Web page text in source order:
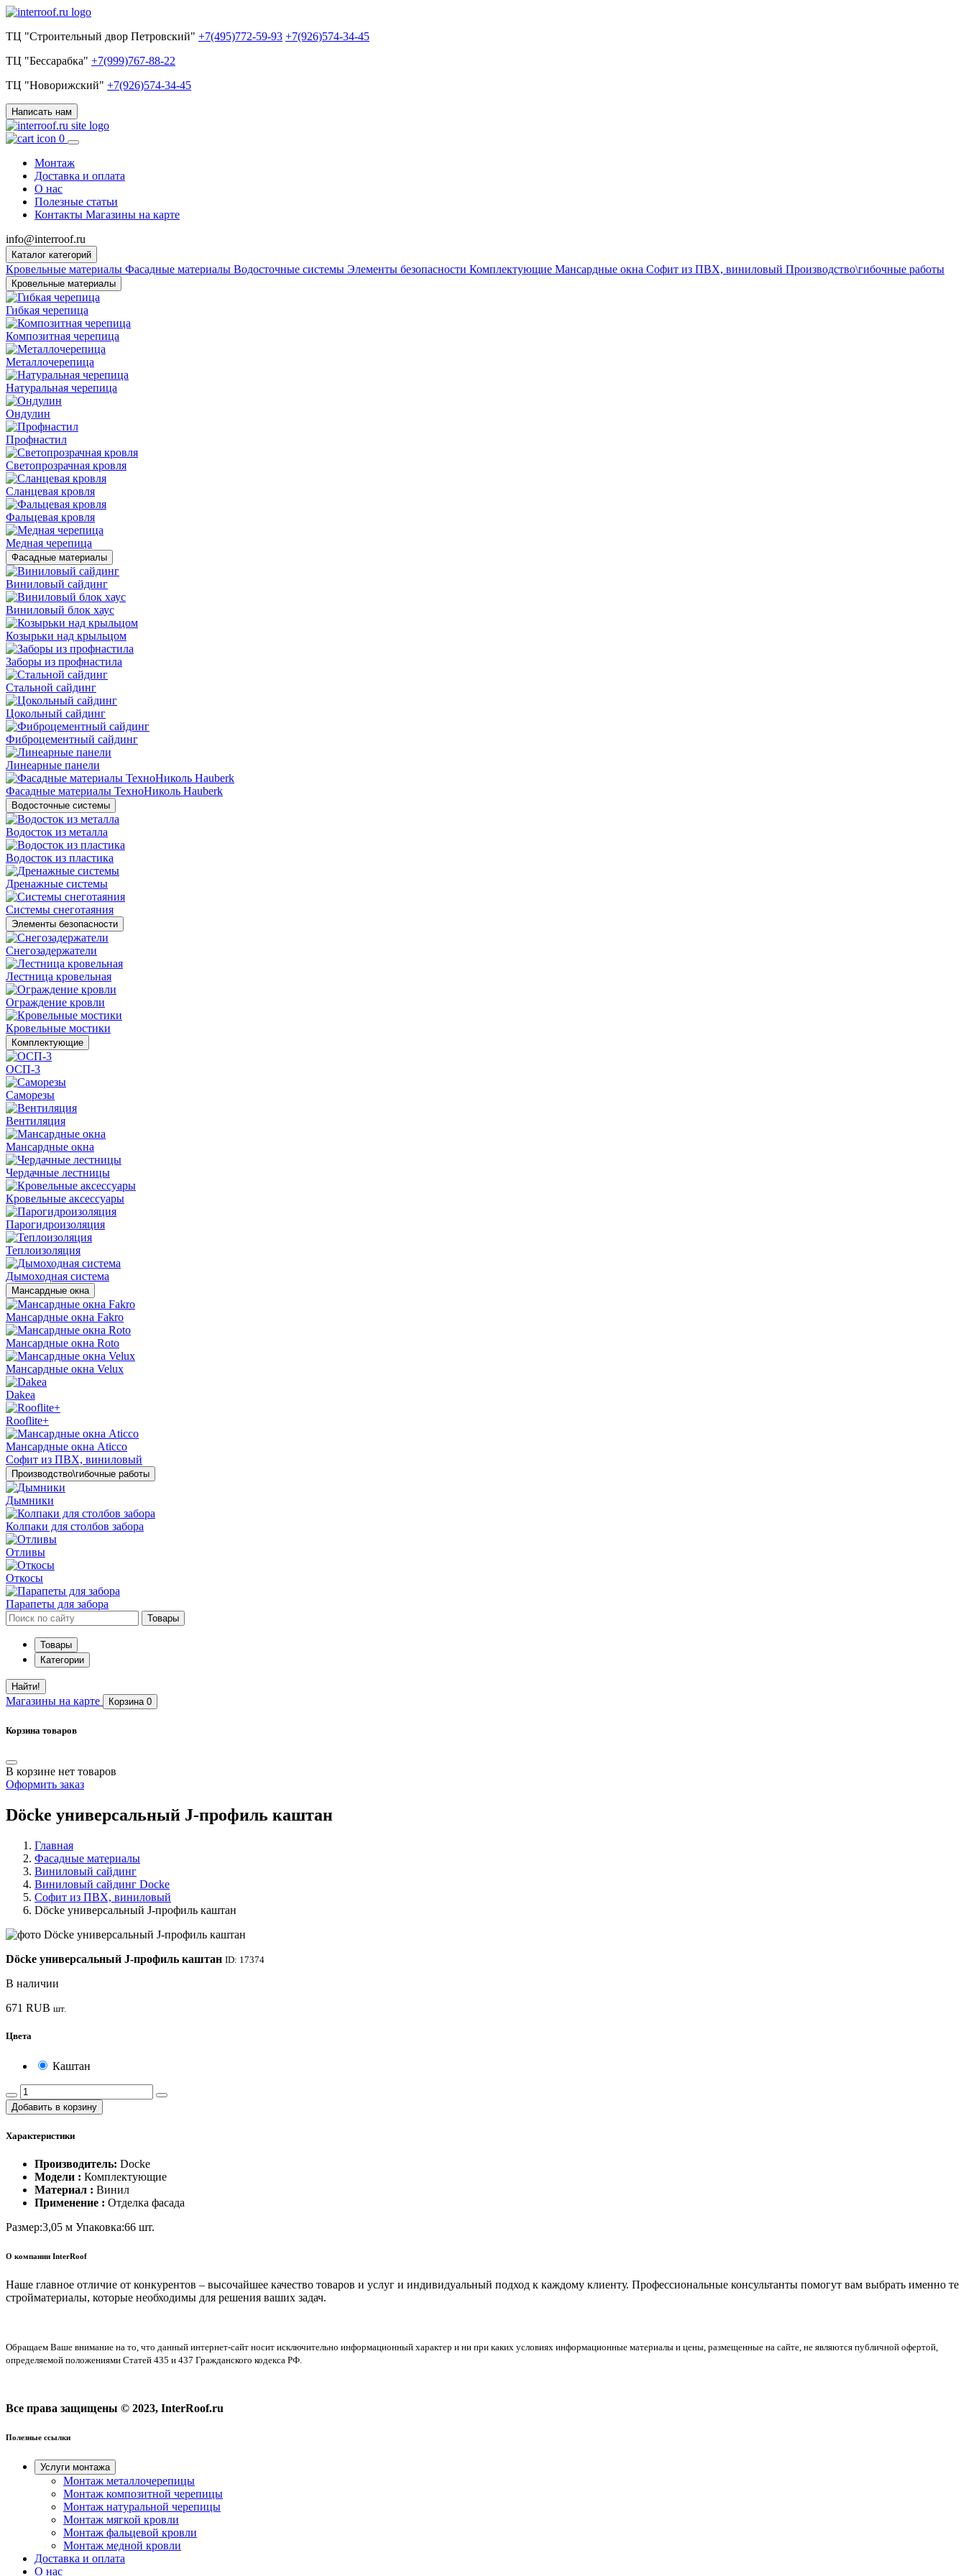
ТЦ "Строительный двор Петровский" +7(495)772-59-93 +7(926)574-34-45
ТЦ "Бессарабка" +7(999)767-88-22
ТЦ "Новорижский" +7(926)574-34-45
Написать нам
0
Монтаж
Доставка и оплата
О нас
Полезные статьи
Контакты Магазины на карте
info@interroof.ru
Каталог категорий
Кровельные материалы Фасадные материалы Водосточные системы Элементы безопасности Комплектующие Мансардные окна Софит из ПВХ, виниловый Производство\гибочные работы
Кровельные материалы
Гибкая черепица
Композитная черепица
Металлочерепица
Натуральная черепица
Ондулин
Профнастил
Светопрозрачная кровля
Сланцевая кровля
Фальцевая кровля
Медная черепица
Фасадные материалы
Виниловый сайдинг
Виниловый блок хаус
Козырьки над крыльцом
Заборы из профнастила
Стальной сайдинг
Цокольный сайдинг
Фиброцементный сайдинг
Линеарные панели
Фасадные материалы ТехноНиколь Hauberk
Водосточные системы
Водосток из металла
Водосток из пластика
Дренажные системы
Системы снеготаяния
Элементы безопасности
Снегозадержатели
Лестница кровельная
Ограждение кровли
Кровельные мостики
Комплектующие
ОСП-3
Саморезы
Вентиляция
Мансардные окна
Чердачные лестницы
Кровельные аксессуары
Парогидроизоляция
Теплоизоляция
Дымоходная система
Мансардные окна
Мансардные окна Fakro
Мансардные окна Roto
Мансардные окна Velux
Dakea
Rooflite+
Мансардные окна Aticco
Софит из ПВХ, виниловый
Производство\гибочные работы
Дымники
Колпаки для столбов забора
Отливы
Откосы
Парапеты для забора
Товары
Товары
Категории
Найти!
Магазины на карте Корзина 0
Корзина товаров
В корзине нет товаров
Оформить заказ
Döcke универсальный J-профиль каштан
Главная
Фасадные материалы
Виниловый сайдинг
Виниловый сайдинг Docke
Софит из ПВХ, виниловый
Döcke универсальный J-профиль каштан
Döcke универсальный J-профиль каштан ID: 17374
В наличии
671 RUB шт.
Цвета
Каштан
Добавить в корзину
Характеристики
Производитель: Docke
Модели : Комплектующие
Материал : Винил
Применение : Отделка фасада
Размер:3,05 м Упаковка:66 шт.
О компании InterRoof
Наше главное отличие от конкурентов – высочайшее качество товаров и услуг и индивидуальный подход к каждому клиенту. Профессиональные консультанты помогут вам выбрать именно те
стройматериалы, которые необходимы для решения ваших задач.
Обращаем Ваше внимание на то, что данный интернет-сайт носит исключительно информационный характер и ни при каких условиях информационные материалы и цены, размещенные на сайте, не являются публичной офертой,
определяемой положениями Статей 435 и 437 Гражданского кодекса РФ.
Все права защищены © 2023, InterRoof.ru
Полезные ссылки
Услуги монтажа
Монтаж металлочерепицы
Монтаж композитной черепицы
Монтаж натуральной черепицы
Монтаж мягкой кровли
Монтаж фальцевой кровли
Монтаж медной кровли
Доставка и оплата
О нас